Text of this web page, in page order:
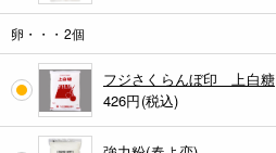
卵・・・2個
フジさくらんぼ印 上白糖
426円(税込)